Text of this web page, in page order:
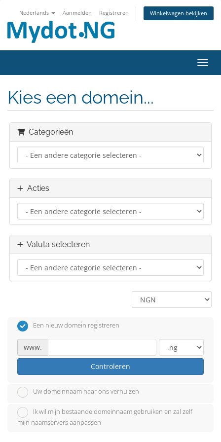
Nederlands Aanmelden Registreren Winkelwagen bekijken
Kies een domein...
Categorieën
Acties
Valuta selecteren
Een nieuw domein registreren
www.
Controleren
Uw domeinnaam naar ons verhuizen
Ik wil mijn bestaande domeinnaam gebruiken en zal zelf
mijn naamservers aanpassen